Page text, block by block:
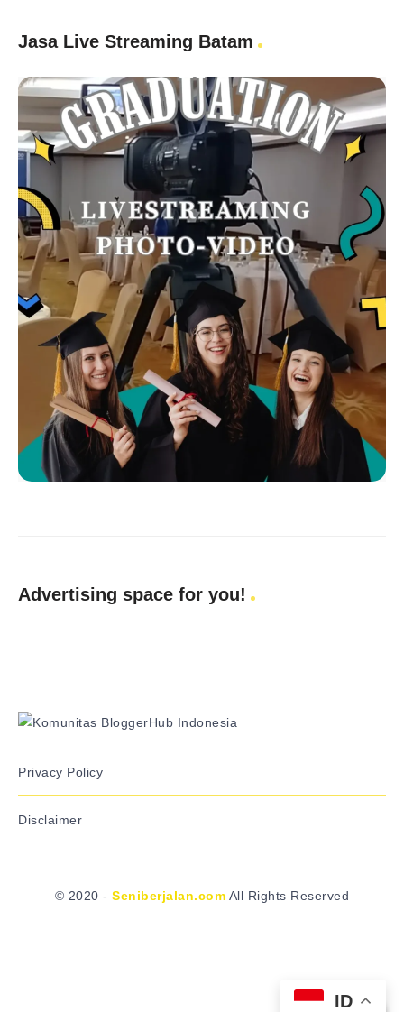
Jasa Live Streaming Batam
Advertising space for you!
Privacy Policy
Disclaimer
© 2020 -Seniberjalan.com All Rights Reserved
ID